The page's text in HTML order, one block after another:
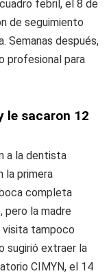
febril, el 8 de
de seguimiento
Semanas después,
profesional para
le sacaron 12
a la dentista
la primera
completa
pero la madre
visita tampoco
sugirió extraer la
CIMYN, el 14